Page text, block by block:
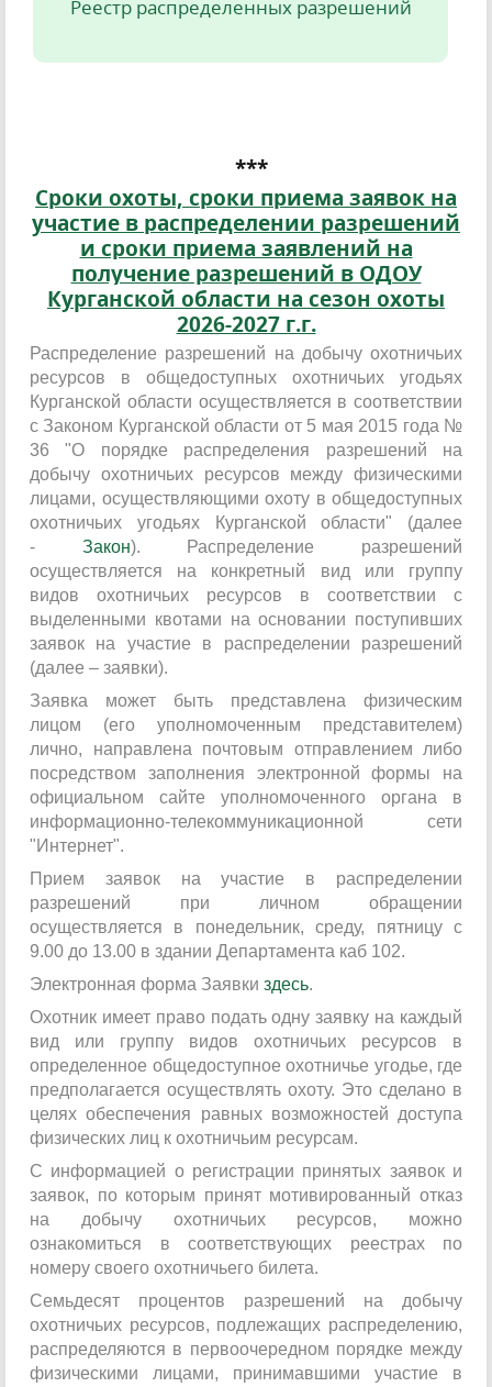
Реестр распределенных разрешений
***
Сроки охоты, сроки приема заявок на
участие в распределении разрешений
и сроки приема заявлений на
получение разрешений в ОДОУ
Курганской области на сезон охоты
2026-2027 г.г.
Распределение разрешений на добычу охотничьих
ресурсов в общедоступных охотничьих угодьях
Курганской области осуществляется в соответствии
с Законом Курганской области от 5 мая 2015 года №
36 "О порядке распределения разрешений на
добычу охотничьих ресурсов между физическими
лицами, осуществляющими охоту в общедоступных
охотничьих угодьях Курганской области" (далее
- Закон). Распределение разрешений
осуществляется на конкретный вид или группу
видов охотничьих ресурсов в соответствии с
выделенными квотами на основании поступивших
заявок на участие в распределении разрешений
(далее – заявки).
Заявка может быть представлена физическим
лицом (его уполномоченным представителем)
лично, направлена почтовым отправлением либо
посредством заполнения электронной формы на
официальном сайте уполномоченного органа в
информационно-телекоммуникационной сети
"Интернет".
Прием заявок на участие в распределении
разрешений при личном обращении
осуществляется в понедельник, среду, пятницу с
9.00 до 13.00 в здании Департамента каб 102.
Электронная форма Заявки здесь.
Охотник имеет право подать одну заявку на каждый
вид или группу видов охотничьих ресурсов в
определенное общедоступное охотничье угодье, где
предполагается осуществлять охоту. Это сделано в
целях обеспечения равных возможностей доступа
физических лиц к охотничьим ресурсам.
С информацией о регистрации принятых заявок и
заявок, по которым принят мотивированный отказ
на добычу охотничьих ресурсов, можно
ознакомиться в соответствующих реестрах по
номеру своего охотничьего билета.
Семьдесят процентов разрешений на добычу
охотничьих ресурсов, подлежащих распределению,
распределяются в первоочередном порядке между
физическими лицами, принимавшими участие в